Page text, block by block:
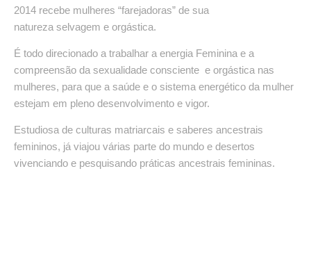
2014 recebe mulheres “farejadoras” de sua
natureza selvagem e orgástica.
É todo direcionado a trabalhar a energia Feminina e a
compreensão da sexualidade consciente e orgástica nas
mulheres, para que a saúde e o sistema energético da mulher
estejam em pleno desenvolvimento e vigor.
Estudiosa de culturas matriarcais e saberes ancestrais
femininos, já viajou várias parte do mundo e desertos
vivenciando e pesquisando práticas ancestrais femininas.